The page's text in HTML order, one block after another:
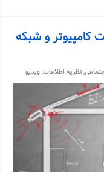
کامپیوتر و شبکه
,نظریه اطلاعات,ویدیو